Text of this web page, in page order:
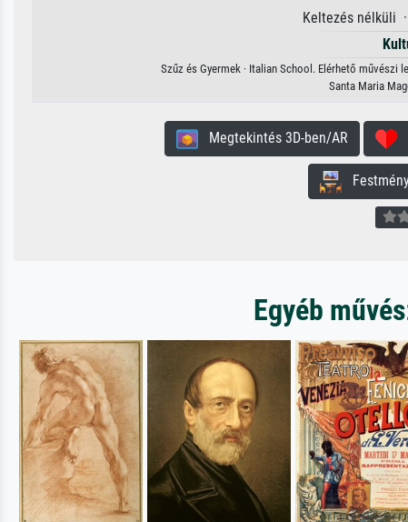
Keltezés nélküli
Szűz és Gyermek · Italian School. Elérhető
Santa Maria
Megtekintés 3D-ben/AR
Egyéb